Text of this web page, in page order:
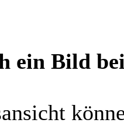
ein Bild